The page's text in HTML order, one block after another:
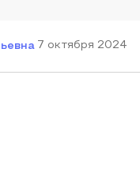
7 октября 2024